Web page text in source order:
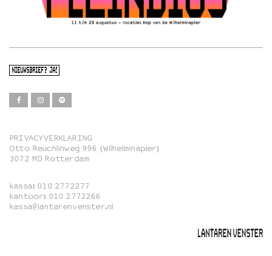
NIEUWSBRIEF? JA!
Film
Familie
Film in English
PRIVACYVERKLARING
Otto Reuchlinweg 996 (Wilhelminapier)
3072 MD Rotterdam
kassa: 010 2772277
kantoor: 010 2772266
kassa@lantarenvenster.nl